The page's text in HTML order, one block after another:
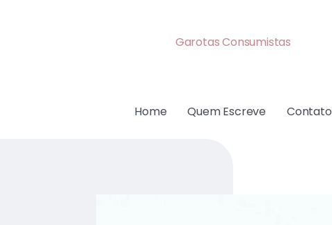
Garotas Consumistas
Home Quem Escreve Contato